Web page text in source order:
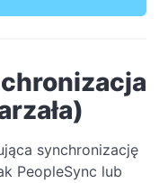
synchronizację
PeopleSync lub